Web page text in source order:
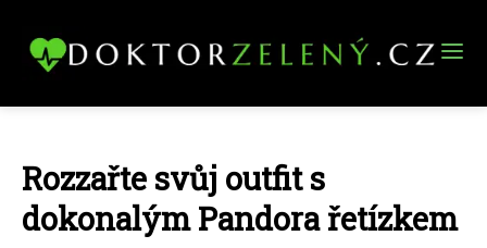
Rozzařte svůj outfit s
dokonalým Pandora řetízkem